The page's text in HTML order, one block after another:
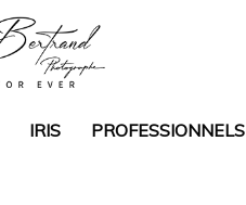
IRIS PROFESSIONNELS